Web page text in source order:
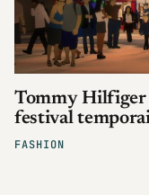
FASHION
Tommy Hilfiger
festival